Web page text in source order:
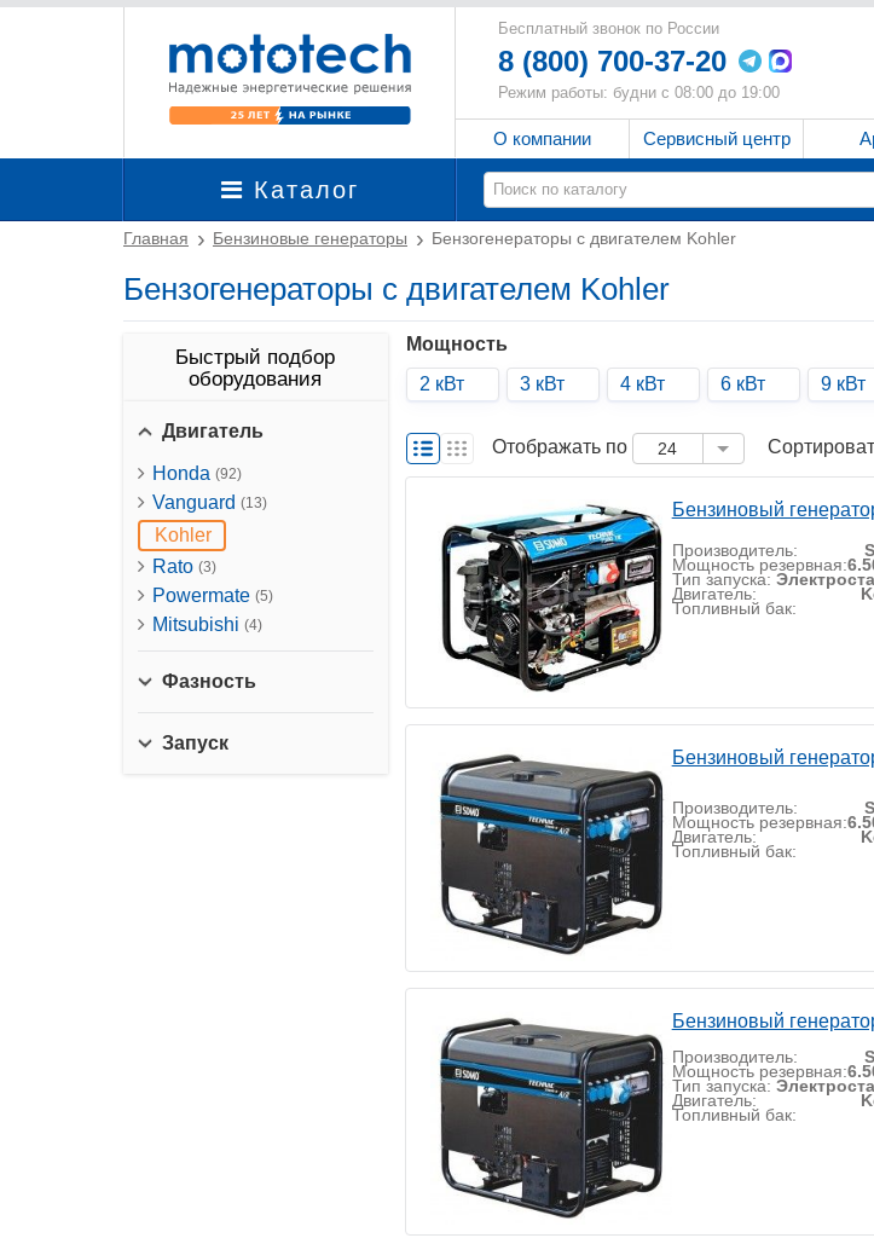
Бесплатный звонок по России
8 (800) 700-37-20
Режим работы: будни с 08:00 до 19:00
О компании Сервисный центр
Каталог
Главная Бензиновые генераторы Бензогенераторы с двигателем Kohler
Бензогенераторы с двигателем Kohler
Быстрый подбор
оборудования
Двигатель
Honda (92)
Vanguard (13)
Kohler
Rato (3)
Powermate (5)
Mitsubishi (4)
Фазность
Запуск
Мощность
2 кВт
3 кВт 4 кВт 6 кВт 9 кВт
Отображать по 24
Бензиновый
Производитель:
Мощность резервная:
Тип запуска:
Двигатель:
Топливный бак:
Бензиновый
Производитель:
Мощность резервная:
Двигатель:
Топливный бак:
Бензиновый
Производитель:
Мощность резервная:
Тип запуска:
Двигатель:
Топливный бак: